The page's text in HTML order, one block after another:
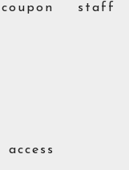
coupon staff
access